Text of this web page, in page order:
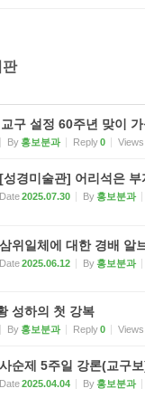
판
구 설정 60주년 맞이
By홍보분과 Reply0 Views
[성경미술관] 어리석은
Date2025.07.30 By홍보분과
삼위일체에 대한 경배 알
Date2025.06.12 By홍보분과
성하의 첫 강복
By홍보분과 Reply0 Views
사순제 5주일 강론(교구
Date2025.04.04 By홍보분과